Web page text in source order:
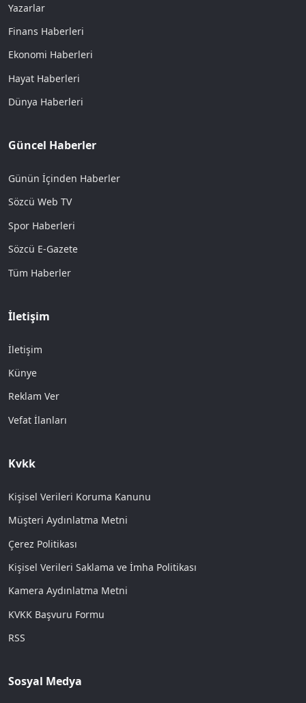
Yazarlar
Finans Haberleri
Ekonomi Haberleri
Hayat Haberleri
Dünya Haberleri
Güncel Haberler
Günün İçinden Haberler
Sözcü Web TV
Spor Haberleri
Sözcü E-Gazete
Tüm Haberler
İletişim
İletişim
Künye
Reklam Ver
Vefat İlanları
Kvkk
Kişisel Verileri Koruma Kanunu
Müşteri Aydınlatma Metni
Çerez Politikası
Kişisel Verileri Saklama ve İmha Politikası
Kamera Aydınlatma Metni
KVKK Başvuru Formu
RSS
Sosyal Medya